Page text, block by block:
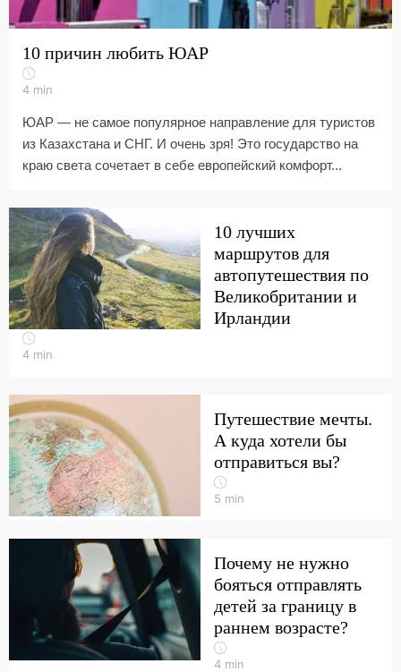
10 причин любить ЮАР
4 min
ЮАР — не самое популярное направление для туристов
из Казахстана и СНГ. И очень зря! Это государство на
краю света сочетает в себе европейский комфорт...
10 лучших
маршрутов для
автопутешествия по
Великобритании и
Ирландии
4 min
Путешествие мечты.
А куда хотели бы
отправиться вы?
5 min
Почему не нужно
бояться отправлять
детей за границу в
раннем возрасте?
4 min